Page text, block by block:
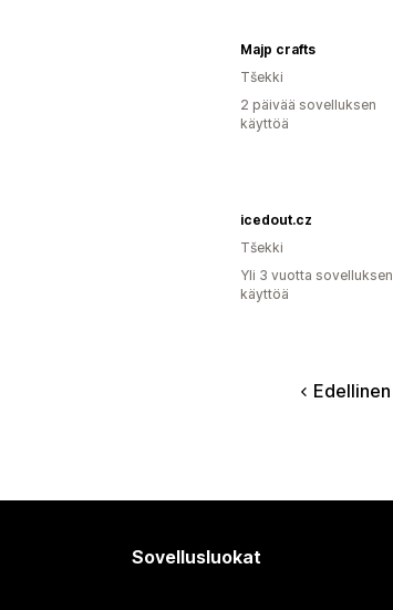
Majp crafts
Tšekki
2 päivää sovelluksen
käyttöä
icedout.cz
Tšekki
Yli 3 vuotta sovelluksen
käyttöä
Edellinen
Sovellusluokat